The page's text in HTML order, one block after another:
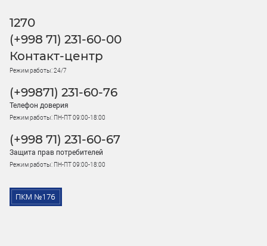
1270
(+998 71) 231-60-00
Контакт-центр
Режим работы: 24/7
(+99871) 231-60-76
Телефон доверия
Режим работы: ПН-ПТ 09:00-18:00
(+998 71) 231-60-67
Защита прав потребителей
Режим работы: ПН-ПТ 09:00-18:00